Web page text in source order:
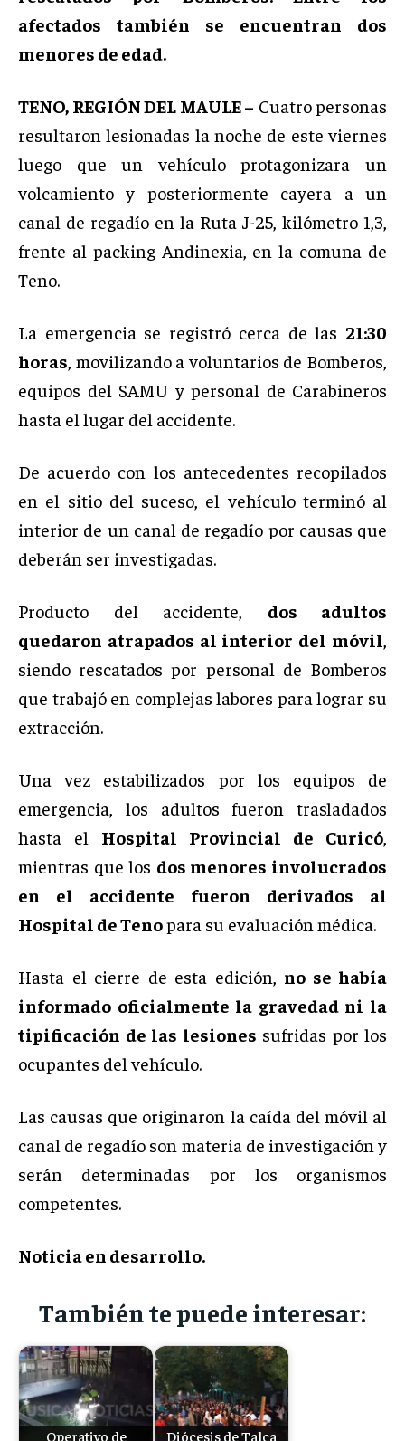
afectados también se encuentran dos
menores de edad.
TENO, REGIÓN DEL MAULE – Cuatro personas
resultaron lesionadas la noche de este viernes
luego que un vehículo protagonizara un
volcamiento y posteriormente cayera a un
canal de regadío en la Ruta J-25, kilómetro 1,3,
frente al packing Andinexia, en la comuna de
Teno.
La emergencia se registró cerca de las 21:30
horas, movilizando a voluntarios de Bomberos,
equipos del SAMU y personal de Carabineros
hasta el lugar del accidente.
De acuerdo con los antecedentes recopilados
en el sitio del suceso, el vehículo terminó al
interior de un canal de regadío por causas que
deberán ser investigadas.
Producto del accidente, dos adultos
quedaron atrapados al interior del móvil,
siendo rescatados por personal de Bomberos
que trabajó en complejas labores para lograr su
extracción.
Una vez estabilizados por los equipos de
emergencia, los adultos fueron trasladados
hasta el Hospital Provincial de Curicó,
mientras que los dos menores involucrados
en el accidente fueron derivados al
Hospital de Tenopara su evaluación médica.
Hasta el cierre de esta edición, no se había
informado oficialmente la gravedad ni la
tipificación de las lesiones sufridas por los
ocupantes del vehículo.
Las causas que originaron la caída del móvil al
canal de regadío son materia de investigación y
serán determinadas por los organismos
competentes.
Noticia en desarrollo.
También te puede interesar:
Operativo de Diócesis de Talca